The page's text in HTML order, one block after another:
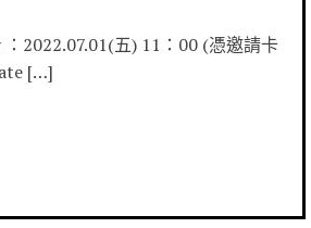
：2022.07.01(五) 11：00 (憑邀請卡
[…]